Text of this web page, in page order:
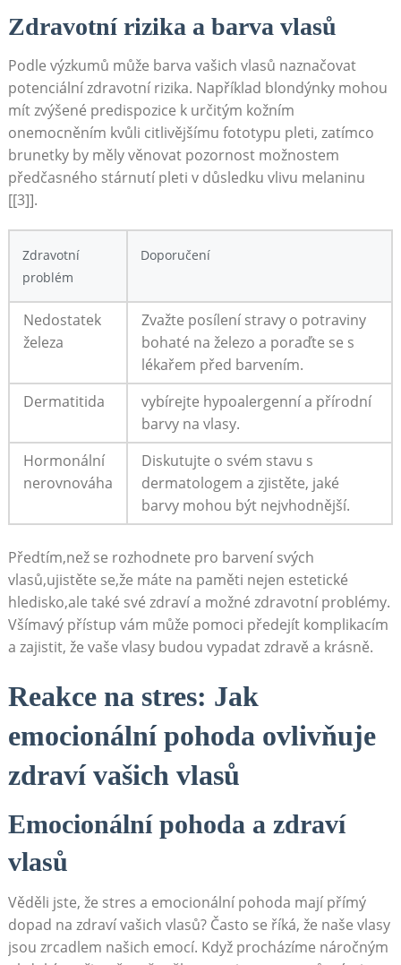
Zdravotní rizika a barva⁤ vlasů
Podle výzkumů může barva vašich vlasů naznačovat
potenciální zdravotní rizika. Například ⁤blondýnky mohou
mít zvýšené predispozice ‍k určitým kožním
onemocněním kvůli citlivějšímu fototypu pleti, zatímco‍
brunetky‌ by měly‍ věnovat pozornost možnostem⁢
předčasného⁤ stárnutí pleti v ⁤důsledku vlivu⁤ melaninu
[[3]].
Zdravotní‌
problém
Doporučení
Nedostatek
železa
Zvažte posílení ​stravy o potraviny
bohaté ‍na železo a poraďte se ​s
lékařem před⁢ barvením.
Dermatitida
vybírejte hypoalergenní a přírodní
barvy⁤ na vlasy.
Hormonální
nerovnováha
Diskutujte⁤ o svém stavu s
dermatologem a⁤ zjistěte, ​jaké
barvy ⁤mohou být nejvhodnější.
Předtím,než se rozhodnete pro‍ barvení svých
vlasů,ujistěte se,že‍ máte na paměti nejen⁤ estetické
hledisko,ale ‍také​ své zdraví a⁤ možné ​zdravotní‍ problémy.
Všímavý přístup vám může⁣ pomoci předejít komplikacím
a⁢ zajistit, že vaše vlasy budou vypadat‍ zdravě a‍ krásně.
Reakce na stres: Jak
emocionální pohoda ovlivňuje
zdraví ⁢vašich vlasů
Emocionální pohoda ‌a zdraví
vlasů
Věděli jste, že stres a emocionální pohoda mají přímý‌
dopad na zdraví vašich ‌vlasů? Často se⁢ říká,⁣ že ‍naše vlasy
jsou zrcadlem našich emocí. Když ‌procházíme náročným⁤